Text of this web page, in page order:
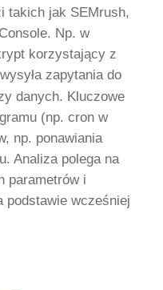
takich jak SEMrush,
Np. w
korzystający z
zapytania do
danych. Kluczowe
(np. cron w
np. ponawiania
Analiza polega na
parametrów i
podstawie wcześniej